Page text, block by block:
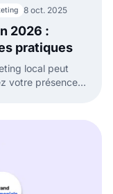
8 oct. 2025
2026 :
pratiques
local peut
votre présence,